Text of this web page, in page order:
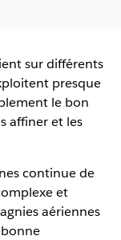
sur différents
presque
le bon
affiner et les
continue de
et
aériennes